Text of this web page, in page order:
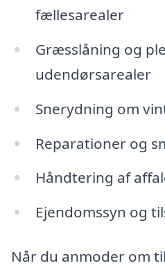
fællesarealer
Græsslåning og
udendørsarealer
Snerydning om
Reparationer og
Håndtering af
Ejendomssyn og
Når du anmoder om